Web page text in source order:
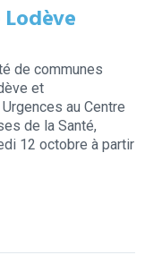
Lodève
de communes
et
au Centre
de la Santé,
12 octobre à partir